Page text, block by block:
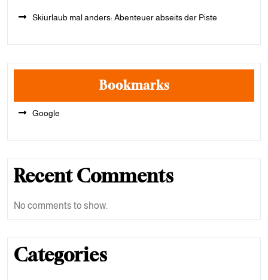
Skiurlaub mal anders: Abenteuer abseits der Piste
Bookmarks
Google
Recent Comments
No comments to show.
Categories